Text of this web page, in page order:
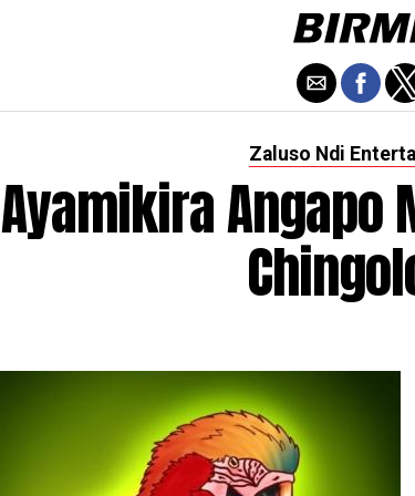
Zaluso Ndi
Ayamikira Angapo